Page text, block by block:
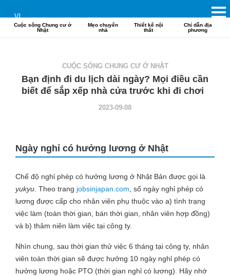
Cuộc sống Chung cư ở
Nhật
Mẹo chuyển
nhà
Thiết kế nội
thất
Chỉ dẫn địa
phương
VI
CUỘC SỐNG CHUNG CƯ Ở NHẬT
Bạn định đi du lịch dài ngày? Mọi điều cần
biết để sắp xếp nhà cửa trước khi đi chơi
2023-09-08
Ngày nghỉ có hưởng lương ở Nhật
Chế độ nghỉ phép có hưởng lương ở Nhật Bản được gọi là
yukyu . Theo trang jobsinjapan.com , số ngày nghỉ phép có
lương được cấp cho nhân viên phụ thuộc vào a) tình trạng
việc làm (toàn thời gian, bán thời gian, nhân viên hợp đồng)
và b) thâm niên làm việc tại công ty.
Nhìn chung, sau thời gian thử việc 6 tháng tại công ty, nhân
viên toàn thời gian sẽ được hưởng 10 ngày nghỉ phép có
hưởng lương hoặc PTO (thời gian nghỉ có lương). Hãy nhớ